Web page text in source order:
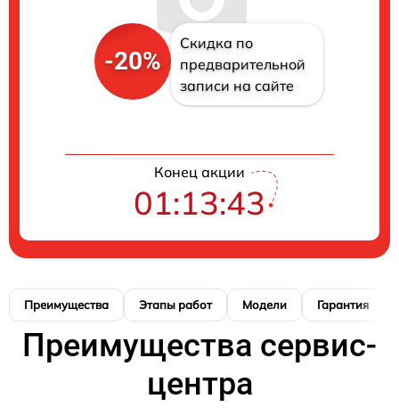
-20%
Скидка по
предварительной
записи на сайте
Конец акции
01:13:42
Преимущества Этапы работ Модели Гарантия
Преимущества сервис-
центра